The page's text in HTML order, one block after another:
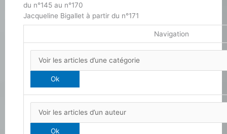
du n°145 au n°170
Jacqueline Bigallet à partir du n°171
Navigation